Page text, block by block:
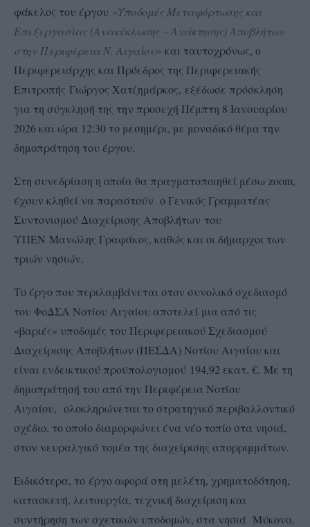
φάκελος του έργου «Υποδομές Μεταφόρτωσης και
Επεξεργασίας (Ανακύκλωσης – Ανάκτησης) Αποβλήτων
στην Περιφέρεια Ν. Αιγαίου» και ταυτοχρόνως, ο
Περιφερειάρχης και Πρόεδρος της Περιφερειακής
Επιτροπής Γιώργος Χατζημάρκος, εξέδωσε πρόσκληση
για τη σύγκλησή της την προσεχή Πέμπτη 8 Ιανουαρίου
2026 και ώρα 12:30 το μεσημέρι, με μοναδικό θέμα την
δημοπράτηση του έργου.
Στη συνεδρίαση η οποία θα πραγματοποιηθεί μέσω zoom,
έχουν κληθεί να παραστούν ο Γενικός Γραμματέας
Συντονισμού Διαχείρισης Αποβλήτων του
ΥΠΕΝ Μανώλης Γραφάκος, καθώς και οι δήμαρχοι των
τριών νησιών.
Το έργο που περιλαμβάνεται στον συνολικό σχεδιασμό
του ΦοΔΣΑ Νοτίου Αιγαίου αποτελεί μια από τις
«βαριές» υποδομές του Περιφερειακού Σχεδιασμού
Διαχείρισης Αποβλήτων (ΠΕΣΔΑ) Νοτίου Αιγαίου και
είναι ενδεικτικού προϋπολογισμού 194,92 εκατ. €. Με τη
δημοπράτησή του από την Περιφέρεια Νοτίου
Αιγαίου, ολοκληρώνεται το στρατηγικό περιβαλλοντικό
σχέδιο, το οποίο διαμορφώνει ένα νέο τοπίο στα νησιά,
στον νευραλγικό τομέα της διαχείρισης απορριμμάτων.
Ειδικότερα, το έργο αφορά στη μελέτη, χρηματοδότηση,
κατασκευή, λειτουργία, τεχνική διαχείριση και
συντήρηση των σχετικών υποδομών, στα νησιά Μύκονο,